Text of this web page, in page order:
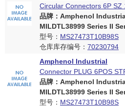
Circular Connectors 6P SZ
品牌：Amphenol
MILDTL38999 Series II
型号： MS27473T10B98S
仓库库存编号： 70230794
Amphenol Industrial
Connector PLUG 6POS
品牌：Amphenol
MILDTL38999 Series II
型号： MS27473T10B98S